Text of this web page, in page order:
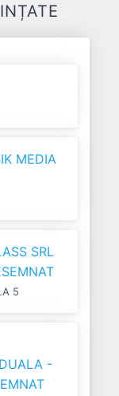
MEDIA
SRL
5
-